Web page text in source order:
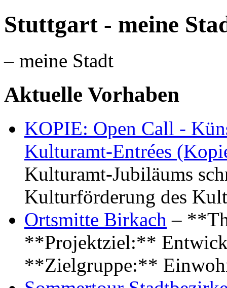
Stuttgart - meine
– meine Stadt
Aktuelle Vorhaben
KOPIE: Open Call -
Kulturamt-Entrées
Kulturamt-Jubiläums
Kulturförderung des
Ortsmitte Birkach –
**Projektziel:**
**Zielgruppe:**